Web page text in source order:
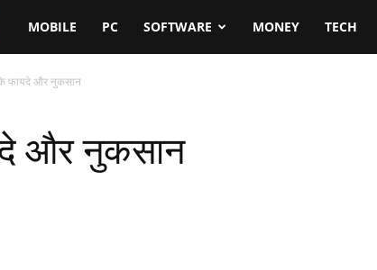
MOBILE PC SOFTWARE MONEY TECH
के फायदे और नुकसान
और नुकसान